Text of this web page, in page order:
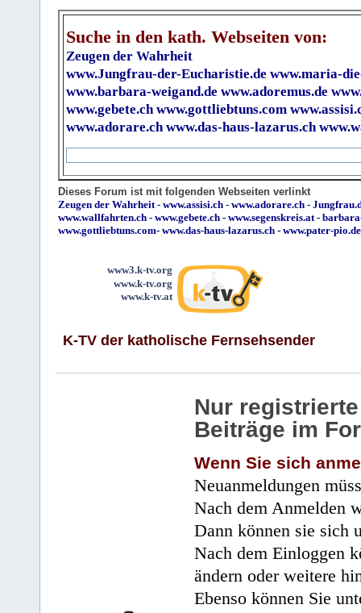
Suche in den kath. Webseiten von:
Zeugen der Wahrheit
www.Jungfrau-der-Eucharistie.de www.maria-
www.barbara-weigand.de www.adoremus.de
www.gebete.ch www.gottliebtuns.com
www.adorare.ch www.das-haus-lazarus.ch
Dieses Forum ist mit folgenden Webseiten verlinkt
Zeugen der Wahrheit- www.assisi.ch - www.adorare.ch -
www.wallfahrten.ch - www.gebete.ch - www.segenskreis.at-
www.gottliebtuns.com- www.das-haus-lazarus.ch - www.pater-pio.de
www3.k-tv.org
www.k-tv.org
www.k-tv.at
K-TV der katholische Fernsehsender
Nur
Beiträge im
Wenn Sie sich
Neuanmeldungen
Nach dem Anmelden
Dann können sie sich
Nach dem Einloggen
ändern oder weitere
Ebenso können Sie